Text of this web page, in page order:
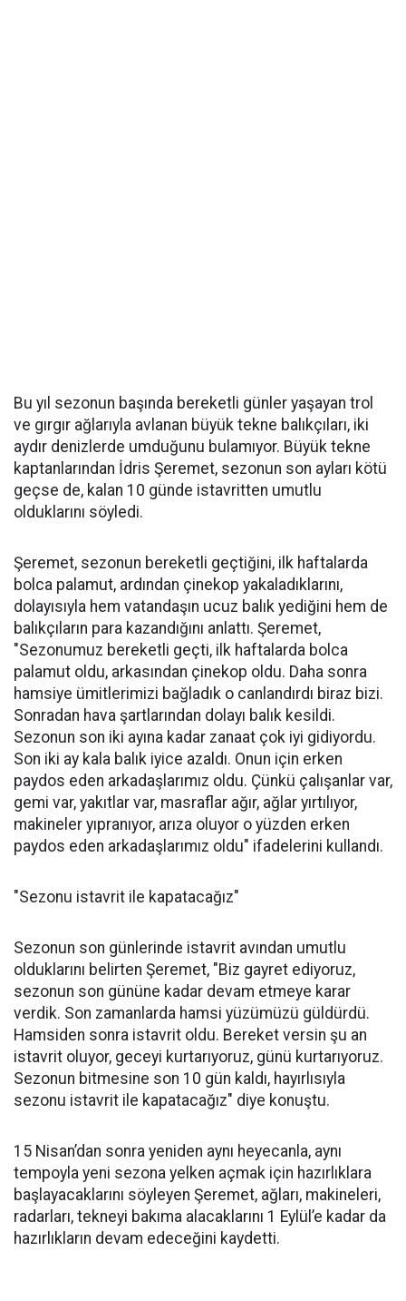
Bu yıl sezonun başında bereketli günler yaşayan trol
ve gırgır ağlarıyla avlanan büyük tekne balıkçıları, iki
aydır denizlerde umduğunu bulamıyor. Büyük tekne
kaptanlarından İdris Şeremet, sezonun son ayları kötü
geçse de, kalan 10 günde istavritten umutlu
olduklarını söyledi.
Şeremet, sezonun bereketli geçtiğini, ilk haftalarda
bolca palamut, ardından çinekop yakaladıklarını,
dolayısıyla hem vatandaşın ucuz balık yediğini hem de
balıkçıların para kazandığını anlattı. Şeremet,
"Sezonumuz bereketli geçti, ilk haftalarda bolca
palamut oldu, arkasından çinekop oldu. Daha sonra
hamsiye ümitlerimizi bağladık o canlandırdı biraz bizi.
Sonradan hava şartlarından dolayı balık kesildi.
Sezonun son iki ayına kadar zanaat çok iyi gidiyordu.
Son iki ay kala balık iyice azaldı. Onun için erken
paydos eden arkadaşlarımız oldu. Çünkü çalışanlar var,
gemi var, yakıtlar var, masraflar ağır, ağlar yırtılıyor,
makineler yıpranıyor, arıza oluyor o yüzden erken
paydos eden arkadaşlarımız oldu" ifadelerini kullandı.
"Sezonu istavrit ile kapatacağız"
Sezonun son günlerinde istavrit avından umutlu
olduklarını belirten Şeremet, "Biz gayret ediyoruz,
sezonun son gününe kadar devam etmeye karar
verdik. Son zamanlarda hamsi yüzümüzü güldürdü.
Hamsiden sonra istavrit oldu. Bereket versin şu an
istavrit oluyor, geceyi kurtarıyoruz, günü kurtarıyoruz.
Sezonun bitmesine son 10 gün kaldı, hayırlısıyla
sezonu istavrit ile kapatacağız" diye konuştu.
15 Nisan’dan sonra yeniden aynı heyecanla, aynı
tempoyla yeni sezona yelken açmak için hazırlıklara
başlayacaklarını söyleyen Şeremet, ağları, makineleri,
radarları, tekneyi bakıma alacaklarını 1 Eylül’e kadar da
hazırlıkların devam edeceğini kaydetti.